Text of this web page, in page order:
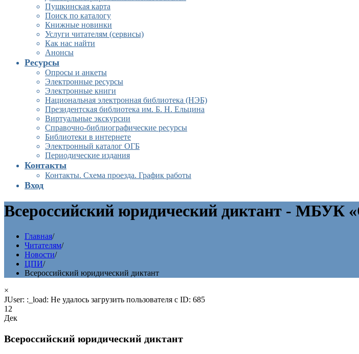
Пушкинская карта
Поиск по каталогу
Книжные новинки
Услуги читателям (сервисы)
Как нас найти
Анонсы
Ресурсы
Опросы и анкеты
Электронные ресурсы
Электронные книги
Национальная электронная библиотека (НЭБ)
Президентская библиотека им. Б. Н. Ельцина
Виртуальные экскурсии
Справочно-библиографические ресурсы
Библиотеки в интернете
Электронный каталог ОГБ
Периодические издания
Контакты
Контакты. Схема проезда. График работы
Вход
Всероссийский юридический диктант - МБУК
Главная/
Читателям/
Новости/
ЦПИ/
Всероссийский юридический диктант
×
JUser: :_load: Не удалось загрузить пользователя с ID: 685
12
Дек
Всероссийский юридический диктант